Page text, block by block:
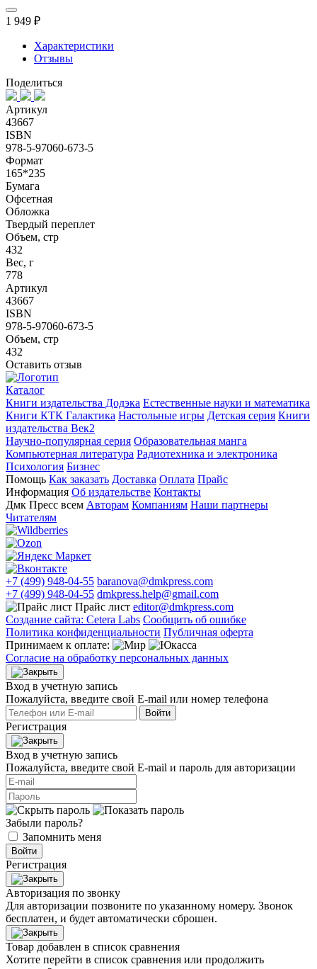
1 949 ₽
Характеристики
Отзывы
Поделиться
Артикул
43667
ISBN
978-5-97060-673-5
Формат
165*235
Бумага
Офсетная
Обложка
Твердый переплет
Объем, стр
432
Вес, г
778
Артикул
43667
ISBN
978-5-97060-673-5
Объем, стр
432
Оставить отзыв
Каталог
Книги издательства Додэка Естественные науки и математика
Книги КТК Галактика Настольные игры Детская серия Книги
издательства Век2
Научно-популярная серия Образовательная манга
Компьютерная литература Радиотехника и электроника
Психология Бизнес
Помощь Как заказать Доставка Оплата Прайс
Информация Об издательстве Контакты
Дмк Пресс всем Авторам Компаниям Наши партнеры
Читателям
+7 (499) 948-04-55 baranova@dmkpress.com
+7 (499) 948-04-55 dmkpress.help@gmail.com
Прайс лист editor@dmkpress.com
Создание сайта: Cetera Labs Сообщить об ошибке
Политика конфиденциальности Публичная оферта
Принимаем к оплате:
Согласие на обработку персональных данных
Вход в учетную запись
Пожалуйста, введите свой E‑mail или номер телефона
Войти
Регистрация
Вход в учетную запись
Пожалуйста, введите свой E‑mail и пароль для авторизации
Забыли пароль?
Запомнить меня
Войти
Регистрация
Авторизация по звонку
Для авторизации позвоните по указанному номеру. Звонок
бесплатен, и будет автоматически сброшен.
Товар добавлен в список сравнения
Хотите перейти в список сравнения или продолжить